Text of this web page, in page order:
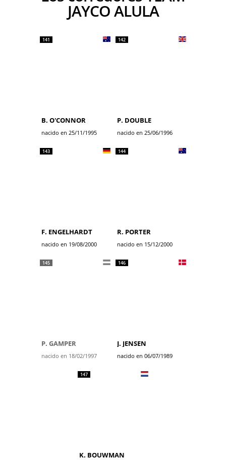
JAYCO ALULA
141
B. O'CONNOR
nacido en 25/11/1995
142
P. DOUBLE
nacido en 25/06/1996
143
F. ENGELHARDT
nacido en 19/08/2000
144
R. PORTER
nacido en 15/12/2000
145
P. GAMPER
nacido en 18/02/1997
146
J. JENSEN
nacido en 06/07/1989
147
K. BOUWMAN